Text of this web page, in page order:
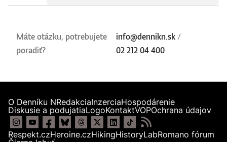
Máte otázku, potrebujete
poradiť?
info@dennikn.sk /
02 212 04 400
O Denníku NRedakciaInzerciaHospodárenie
Diskusie a podujatiaLogoKontaktVOPOchrana údajov
Respekt.czHeroine.czHikingHistoryLabRomano fórum